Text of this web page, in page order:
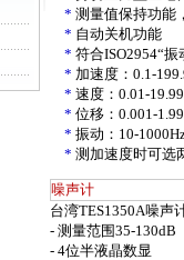
* 测量值保持功能
* 自动关机功能
* 符合ISO2954“
* 加速度：0.1-
* 速度：0.01-
* 位移：0.001-
* 振动：10-
* 测加速度时可选
噪声计
台湾TES1350A噪声
- 测量范围35-130dB
- 4位半液晶数显